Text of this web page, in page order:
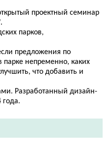
проектный семинар
парков,
предложения по
парке непременно, каких
что добавить и
Разработанный дизайн-
года.